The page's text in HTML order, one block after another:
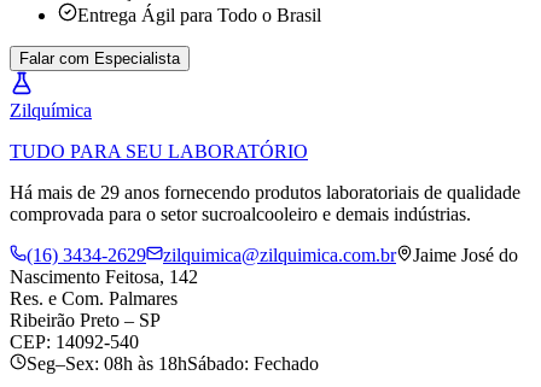
Entrega Ágil para Todo o Brasil
Falar com Especialista
Zilquímica
TUDO PARA SEU LABORATÓRIO
Há mais de 29 anos fornecendo produtos laboratoriais de qualidade
comprovada para o setor sucroalcooleiro e demais indústrias.
(16) 3434-2629
zilquimica@zilquimica.com.br
Jaime José do
Nascimento Feitosa, 142
Res. e Com. Palmares
Ribeirão Preto – SP
CEP: 14092-540
Seg–Sex: 08h às 18hSábado: Fechado